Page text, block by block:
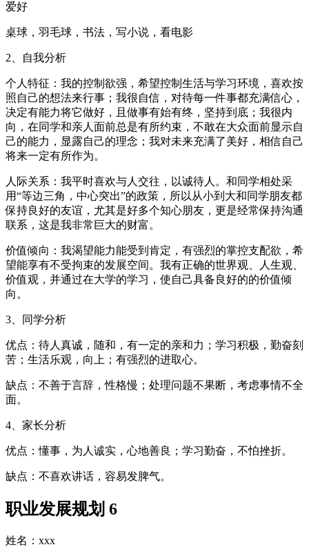
爱好
桌球，羽毛球，书法，写小说，看电影
2、自我分析
个人特征：我的控制欲强，希望控制生活与学习环境，喜欢按
照自己的想法来行事；我很自信，对待每一件事都充满信心，
决定有能力将它做好，且做事有始有终，坚持到底；我很内
向，在同学和亲人面前总是有所约束，不敢在大众面前显示自
己的能力，显露自己的理念；我对未来充满了美好，相信自己
将来一定有所作为。
人际关系：我平时喜欢与人交往，以诚待人。和同学相处采
用“等边三角，中心突出”的政策，所以从小到大和同学朋友都
保持良好的友谊，尤其是好多个知心朋友，更是经常保持沟通
联系，这是我非常巨大的财富。
价值倾向：我渴望能力能受到肯定，有强烈的掌控支配欲，希
望能享有不受拘束的发展空间。我有正确的世界观、人生观、
价值观，并通过在大学的学习，使自己具备良好的的价值倾
向。
3、同学分析
优点：待人真诚，随和，有一定的亲和力；学习积极，勤奋刻
苦；生活乐观，向上；有强烈的进取心。
缺点：不善于言辞，性格慢；处理问题不果断，考虑事情不全
面。
4、家长分析
优点：懂事，为人诚实，心地善良；学习勤奋，不怕挫折。
缺点：不喜欢讲话，容易发脾气。
职业发展规划 6
姓名：xxx